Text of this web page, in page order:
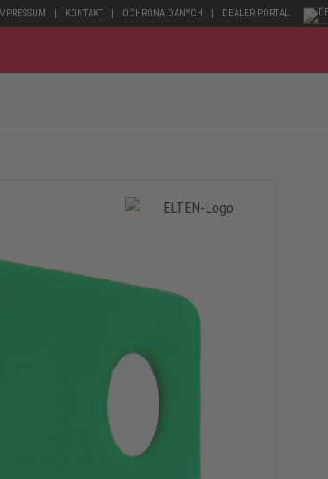
KONTAKT OCHRONA DANYCH DEALER PORTAL